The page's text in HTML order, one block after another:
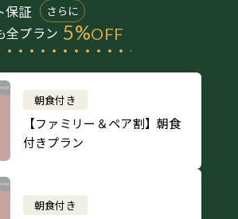
保証 さらに
全プラン 5%OFF
朝食付き
【ファミリー＆ペア割】朝食
付きプラン
朝食付き